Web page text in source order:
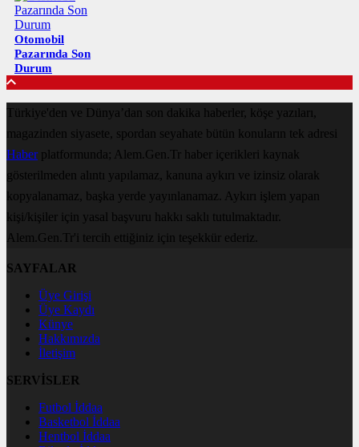
Otomobil
Pazarında Son
Durum
Türkiye'den ve Dünya’dan son dakika haberler, köşe yazıları,
magazinden siyasete, spordan seyahate bütün konuların tek adresi
Haberplatformunda; Alem.Gen.Tr haber içerikleri kaynak
gösterilmeden alıntı yapılamaz, kanuna aykırı ve izinsiz olarak
kopyalanamaz, başka yerde yayınlanamaz. Aykırı işlem yapan
kişi/kişiler için yasal başvuru hakkı saklı tutulmaktadır.
Alem.Gen.Tr'i tercih ettiğiniz için teşekkür ederiz.
SAYFALAR
Üye Girişi
Üye Kaydı
Künye
Hakkımızda
İletişim
SERVİSLER
Futbol İddaa
Basketbol İddaa
Hentbol İddaa